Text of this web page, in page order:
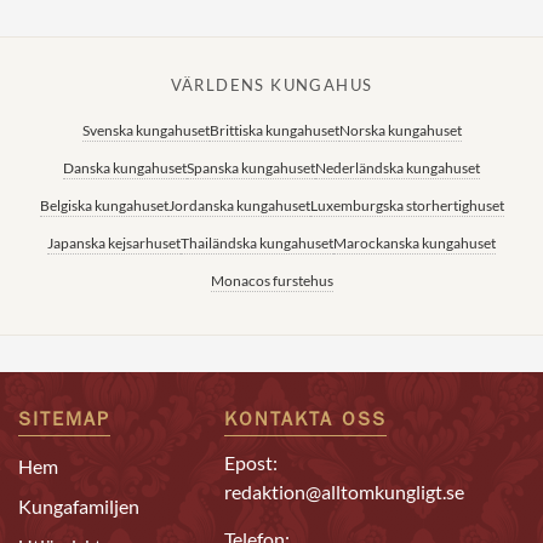
VÄRLDENS KUNGAHUS
Svenska kungahusetBrittiska kungahusetNorska kungahuset
Danska kungahusetSpanska kungahusetNederländska kungahuset
Belgiska kungahusetJordanska kungahusetLuxemburgska storhertighuset
Japanska kejsarhusetThailändska kungahusetMarockanska kungahuset
Monacos furstehus
SITEMAP
Hem
Kungafamiljen
KONTAKTA OSS
Epost:
redaktion@alltomkungligt.se